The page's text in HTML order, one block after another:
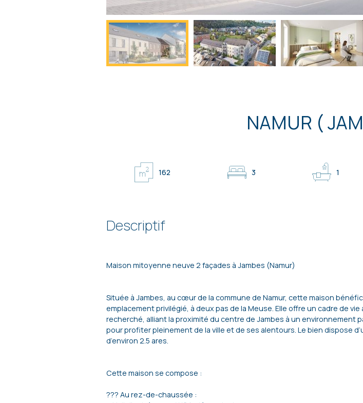
NAMUR (
162 3 1
Descriptif
Maison mitoyenne neuve 2 façades à Jambes (Namur)
Située à Jambes, au cœur de la commune de Namur, cette maison
emplacement privilégié, à deux pas de la Meuse. Elle offre un cadre de
recherché, alliant la proximité du centre de Jambes à un environnement
pour profiter pleinement de la ville et de ses alentours. Le bien dispose
d’environ 2.5 ares.
Cette maison se compose :
??? Au rez-de-chaussée :